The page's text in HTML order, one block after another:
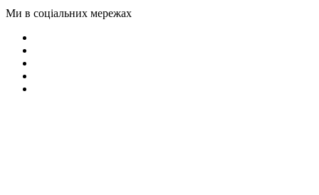
Ми в соціальних мережах